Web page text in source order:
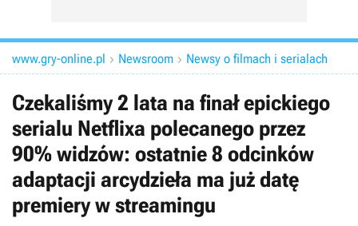
www.gry-online.pl  Newsroom  Newsy o filmach i serialach
Czekaliśmy 2 lata na finał epickiego
serialu Netflixa polecanego przez
90% widzów: ostatnie 8 odcinków
adaptacji arcydzieła ma już datę
premiery w streamingu